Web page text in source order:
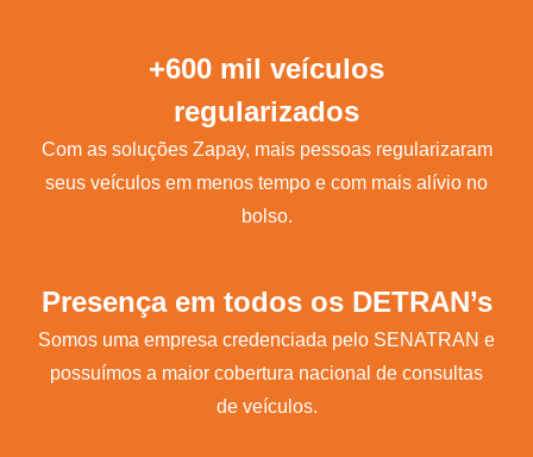
+600 mil veículos
regularizados
Com as soluções Zapay, mais pessoas regularizaram
seus veículos em menos tempo e com mais alívio no
bolso.
Presença em todos os DETRAN’s
Somos uma empresa credenciada pelo SENATRAN e
possuímos a maior cobertura nacional de consultas
de veículos.